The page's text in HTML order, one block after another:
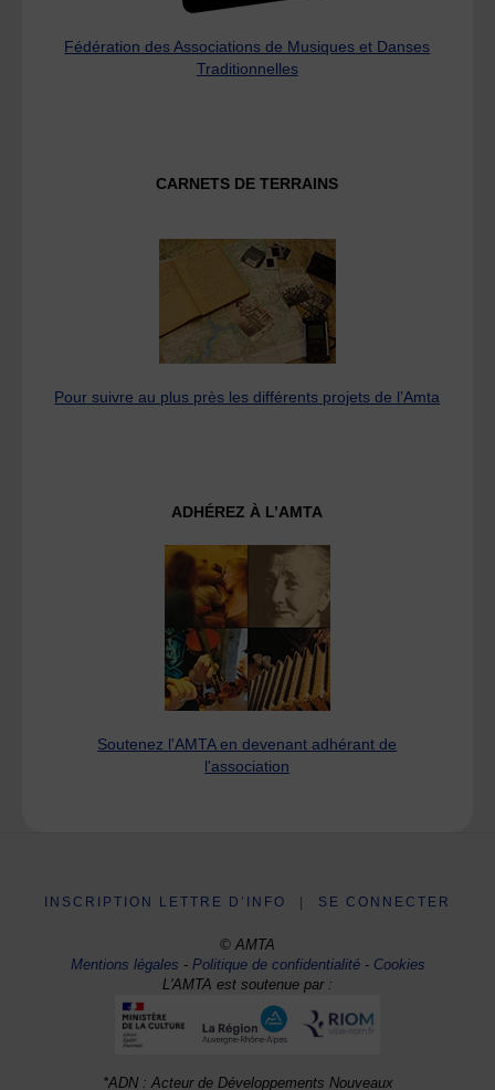
Fédération des Associations de Musiques et Danses
Traditionnelles
CARNETS DE TERRAINS
Pour suivre au plus près les différents projets de l’Amta
ADHÉREZ À L’AMTA
Soutenez l'AMTA en devenant adhérant de
l'association
INSCRIPTION LETTRE D’INFO SE CONNECTER
© AMTA
Mentions légales -Politique de confidentialité- Cookies
L'AMTA est soutenue par :
*ADN : Acteur de Développements Nouveaux